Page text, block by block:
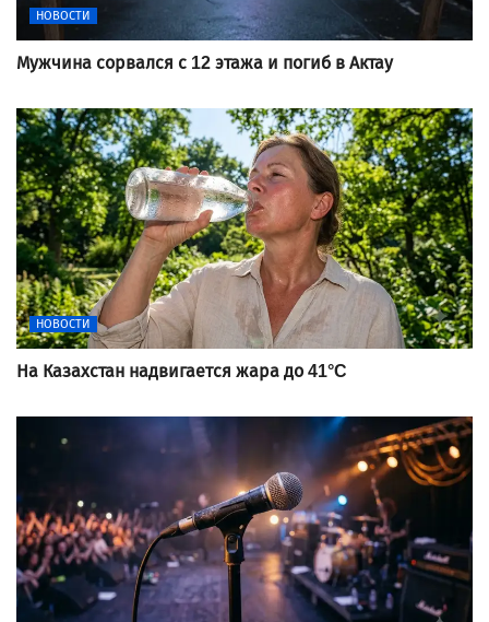
НОВОСТИ
Мужчина сорвался с 12 этажа и погиб в Актау
НОВОСТИ
На Казахстан надвигается жара до 41°C